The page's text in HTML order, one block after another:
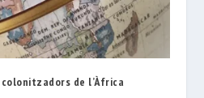
de l’Àfrica